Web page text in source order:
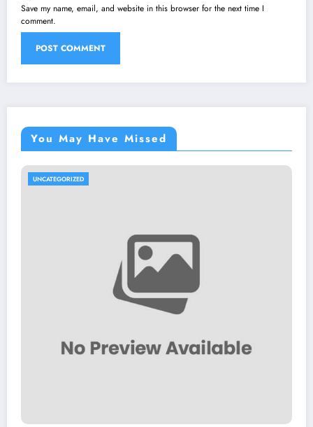
Save my name, email, and website in this browser for the next time I
comment.
You May Have Missed
UNCATEGORIZED